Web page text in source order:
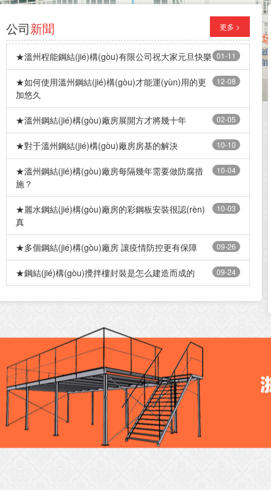
公司新聞 更多 >
01-11
★溫州程能鋼結(jié)構(gòu)有限公司祝大家元旦快樂
12-08
★如何使用溫州鋼結(jié)構(gòu)才能運(yùn)用的更
加悠久
02-05
★溫州鋼結(jié)構(gòu)廠房展開方才將幾十年
10-10
★對于溫州鋼結(jié)構(gòu)廠房房基的解決
10-04
★溫州鋼結(jié)構(gòu)廠房每隔幾年需要做防腐措
施？
10-03
★麗水鋼結(jié)構(gòu)廠房的彩鋼板安裝很認(rèn)
真
09-26
★多個鋼結(jié)構(gòu)廠房 讓疫情防控更有保障
09-24
★鋼結(jié)構(gòu)攪拌樓封裝是怎么建造而成的